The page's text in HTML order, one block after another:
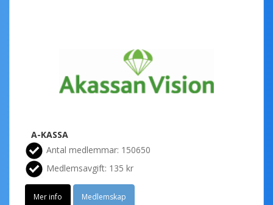
A-KASSA
Antal medlemmar: 150650
Medlemsavgift: 135 kr
Mer info Medlemskap